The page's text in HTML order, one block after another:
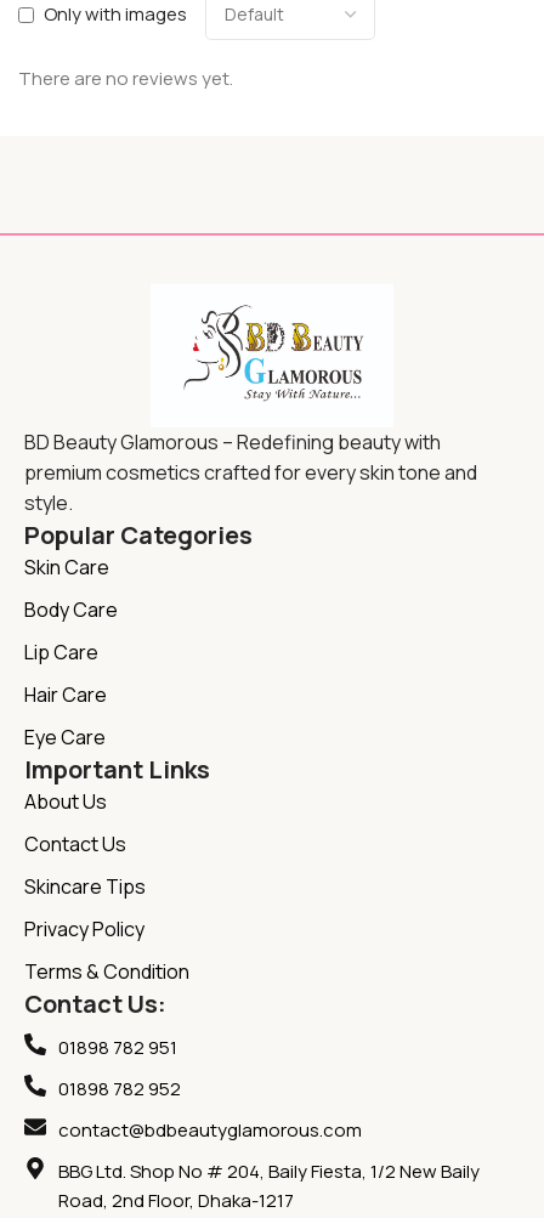
Only with images
There are no reviews yet.
BD Beauty Glamorous – Redefining beauty with
premium cosmetics crafted for every skin tone and
style.
Popular Categories
Skin Care
Body Care
Lip Care
Hair Care
Eye Care
Important Links
About Us
Contact Us
Skincare Tips
Privacy Policy
Terms & Condition
Contact Us:
01898 782 951
01898 782 952
contact@bdbeautyglamorous.com
BBG Ltd. Shop No # 204, Baily Fiesta, 1/2 New Baily
Road, 2nd Floor, Dhaka-1217